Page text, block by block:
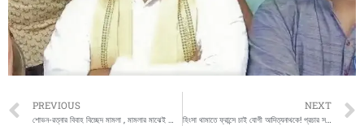
Prev
PREVIOUS NEXT
হিংসা থামাতে ফ্রান্সে চাই যোগী আদিত্যনাথকে! প্রচার সমাজমাধ্যমে,